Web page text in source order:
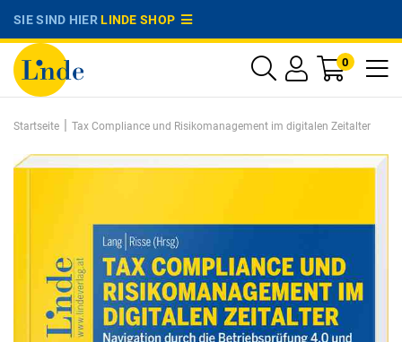
SIE SIND HIERLINDE SHOP
0
Startseite | Tax Compliance und Risikomanagement im digitalen Zeitalter